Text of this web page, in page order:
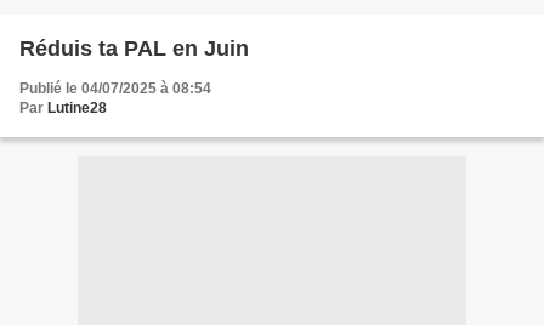
Réduis ta PAL en Juin
Publié le 04/07/2025 à 08:54
Par Lutine28